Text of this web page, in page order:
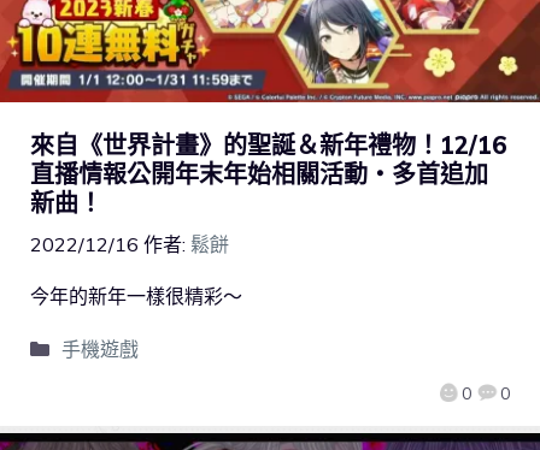
來自《世界計畫》的聖誕＆新年禮物！12/16
直播情報公開年末年始相關活動・多首追加
新曲！
2022/12/16 作者: 鬆餅
0 0
今年的新年一樣很精彩～
手機遊戲